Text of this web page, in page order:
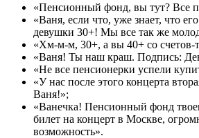
«Пенсионный фонд, вы тут? Все
«Ваня, если что, уже знает, что
девушки 30+! Мы все так же
«Хм-м-м, 30+, а вы 40+ со счетов-
«Ваня! Ты наш краш. Подпись:
«Не все пенсионерки успели
«У нас после этого концерта
Ваня!»;
«Ванечка! Пенсионный фонд
билет на концерт в Москве,
возможность».